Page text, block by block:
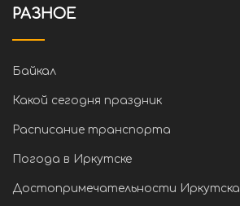
РАЗНОЕ
Байкал
Какой сегодня праздник
Расписание транспорта
Погода в Иркутске
Достопримечательности Иркутска